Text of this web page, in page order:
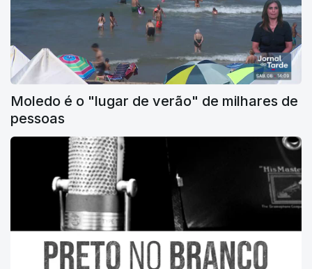
Moledo é o "lugar de verão" de milhares de
pessoas